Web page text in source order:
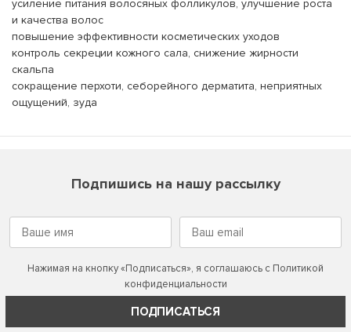
усиление питания волосяных фолликулов, улучшение роста
и качества волос
повышение эффективности косметических уходов
контроль секреции кожного сала, снижение жирности
скальпа
сокращение перхоти, себорейного дерматита, неприятных
ощущений, зуда
Подпишись на нашу рассылку
Нажимая на кнопку «Подписаться», я соглашаюсь с Политикой
конфиденциальности
ПОДПИСАТЬСЯ